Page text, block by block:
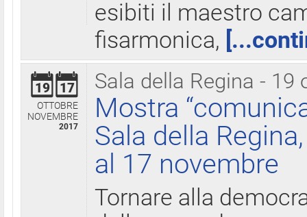
esibiti il maestro
fisarmonica,
Sala della Regina - 19
19 17
OTTOBRE
NOVEMBRE
2017
Mostra
Sala della
al 17 novembre
Tornare alla